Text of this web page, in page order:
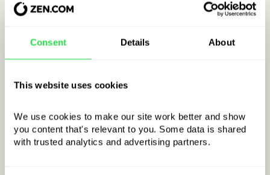
Consent Details About
This website uses cookies
We use cookies to make our site work better and show
you content that's relevant to you. Some data is shared
with trusted analytics and advertising partners.